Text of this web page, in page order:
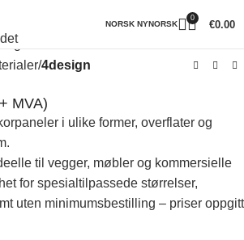
NORSK NYNORSK
0
€0.00
4design
+ MVA)
i ulike former, overflater og
til vegger, møbler og kommersielle
for spesialtilpassede størrelser,
uten minimumsbestilling – priser oppgitt